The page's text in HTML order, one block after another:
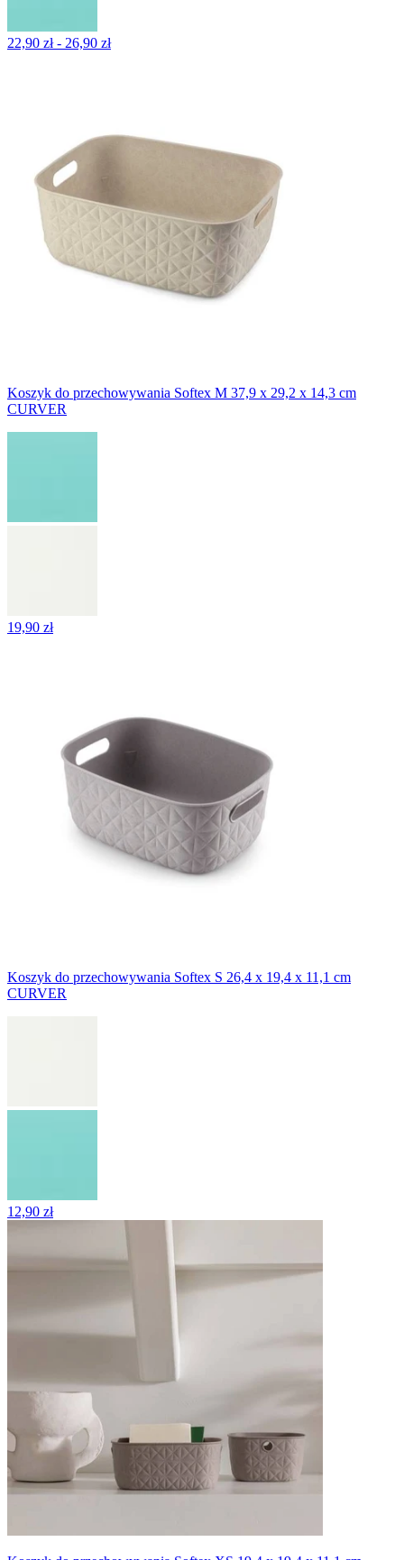
22,90 zł - 26,90 zł
Koszyk do przechowywania Softex M 37,9 x 29,2 x 14,3 cm
CURVER
19,90 zł
Koszyk do przechowywania Softex S 26,4 x 19,4 x 11,1 cm
CURVER
12,90 zł